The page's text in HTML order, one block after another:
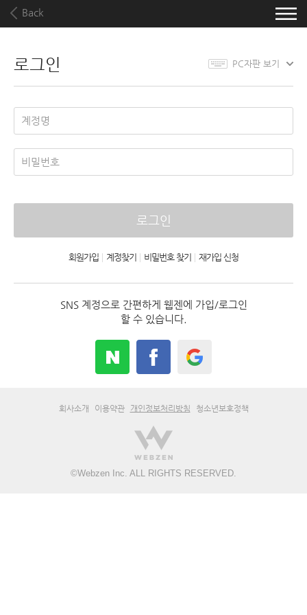
Back
로그인 PC자판 보기
로그인
회원가입 계정찾기 비밀번호 찾기 재가입 신청
SNS 계정으로 간편하게 웹젠에 가입/로그인
할 수 있습니다.
회사소개 이용약관 개인정보처리방침 청소년보호정책
©Webzen Inc. ALL RIGHTS RESERVED.